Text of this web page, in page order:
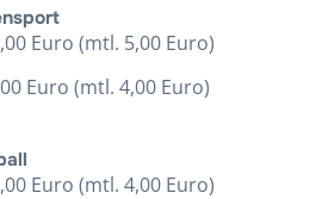
Euro (mtl. 5,00 Euro)
Euro (mtl. 4,00 Euro)
Euro (mtl. 4,00 Euro)